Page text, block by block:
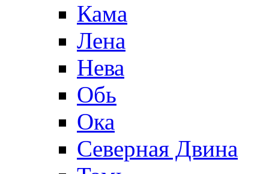
Кама
Лена
Нева
Обь
Ока
Северная Двина